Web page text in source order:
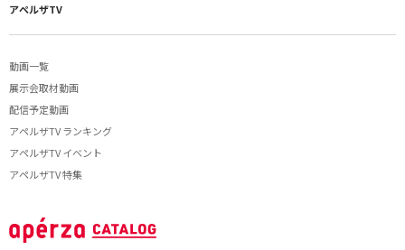
アペルザTV
動画一覧
展示会取材動画
配信予定動画
アペルザTV ランキング
アペルザTV イベント
アペルザTV 特集